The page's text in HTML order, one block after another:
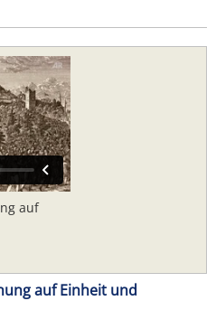
auf
auf Einheit und